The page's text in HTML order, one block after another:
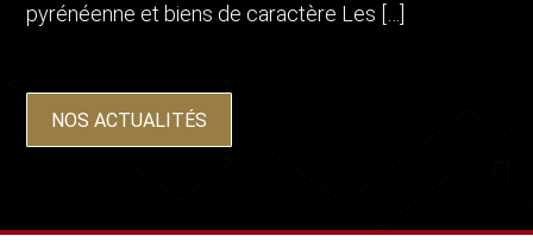
pyrénéenne et biens de caractère Les […]
NOS ACTUALITÉS